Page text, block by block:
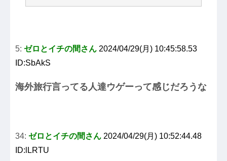
5: ゼロとイチの間さん 2024/04/29(月) 10:45:58.53
ID:SbAkS
海外旅行言ってる人達ウゲーって感じだろうな
34: ゼロとイチの間さん 2024/04/29(月) 10:52:44.48
ID:lLRTU